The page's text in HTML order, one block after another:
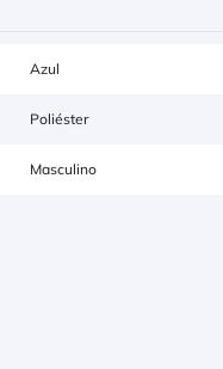
Azul
Poliéster
Masculino